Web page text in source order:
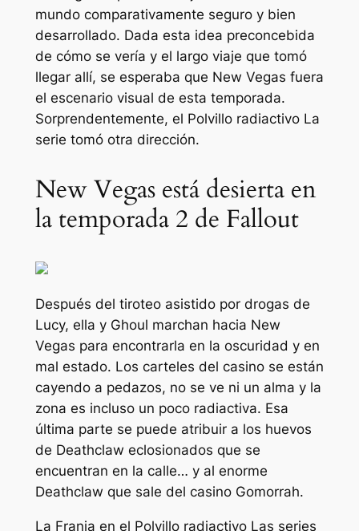
mundo comparativamente seguro y bien
desarrollado. Dada esta idea preconcebida
de cómo se vería y el largo viaje que tomó
llegar allí, se esperaba que New Vegas fuera
el escenario visual de esta temporada.
Sorprendentemente, el Polvillo radiactivoLa
serie tomó otra dirección.
New Vegas está desierta en
la temporada 2 de Fallout
Después del tiroteo asistido por drogas de
Lucy, ella y Ghoul marchan hacia New
Vegas para encontrarla en la oscuridad y en
mal estado. Los carteles del casino se están
cayendo a pedazos, no se ve ni un alma y la
zona es incluso un poco radiactiva. Esa
última parte se puede atribuir a los huevos
de Deathclaw eclosionados que se
encuentran en la calle… y al enorme
Deathclaw que sale del casino Gomorrah.
La Franja en el Polvillo radiactivoLas series